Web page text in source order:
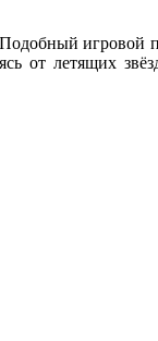
игровой
от летящих